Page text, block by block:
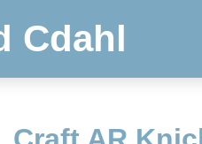
Cdahl